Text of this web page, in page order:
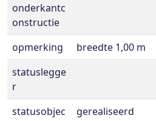
onderkantc
onstructie
opmerking
breedte 1,00 m
statuslegge
r
statusobjec
gerealiseerd